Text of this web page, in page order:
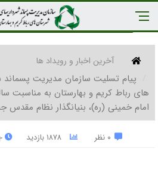
آخرین اخبار و رویداد ها
پیام تسلیت سازمان مدیریت
های رباط کریم و بهارستان به مناسبت
امام خمینی (ره)، بنیانگذار نظام مقدس